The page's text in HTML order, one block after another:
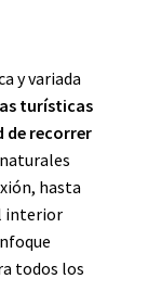
y variada
turísticas
de recorrer
hasta
interior
todos los